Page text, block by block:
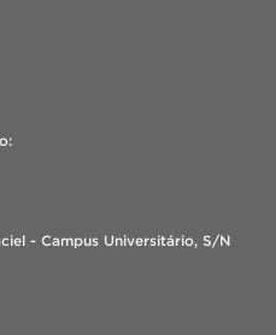
- Campus Universitário, S/N